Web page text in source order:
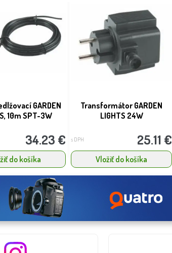
GARDEN
10m SPT-3W
34.23 €
do košíka
Transformátor GARDEN
LIGHTS 24W
s DPH 25.11 €
Vložiť do košíka